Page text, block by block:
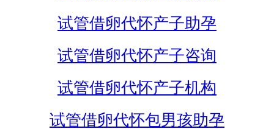
试管借卵代怀产子助孕
试管借卵代怀产子咨询
试管借卵代怀产子机构
试管借卵代怀包男孩助孕